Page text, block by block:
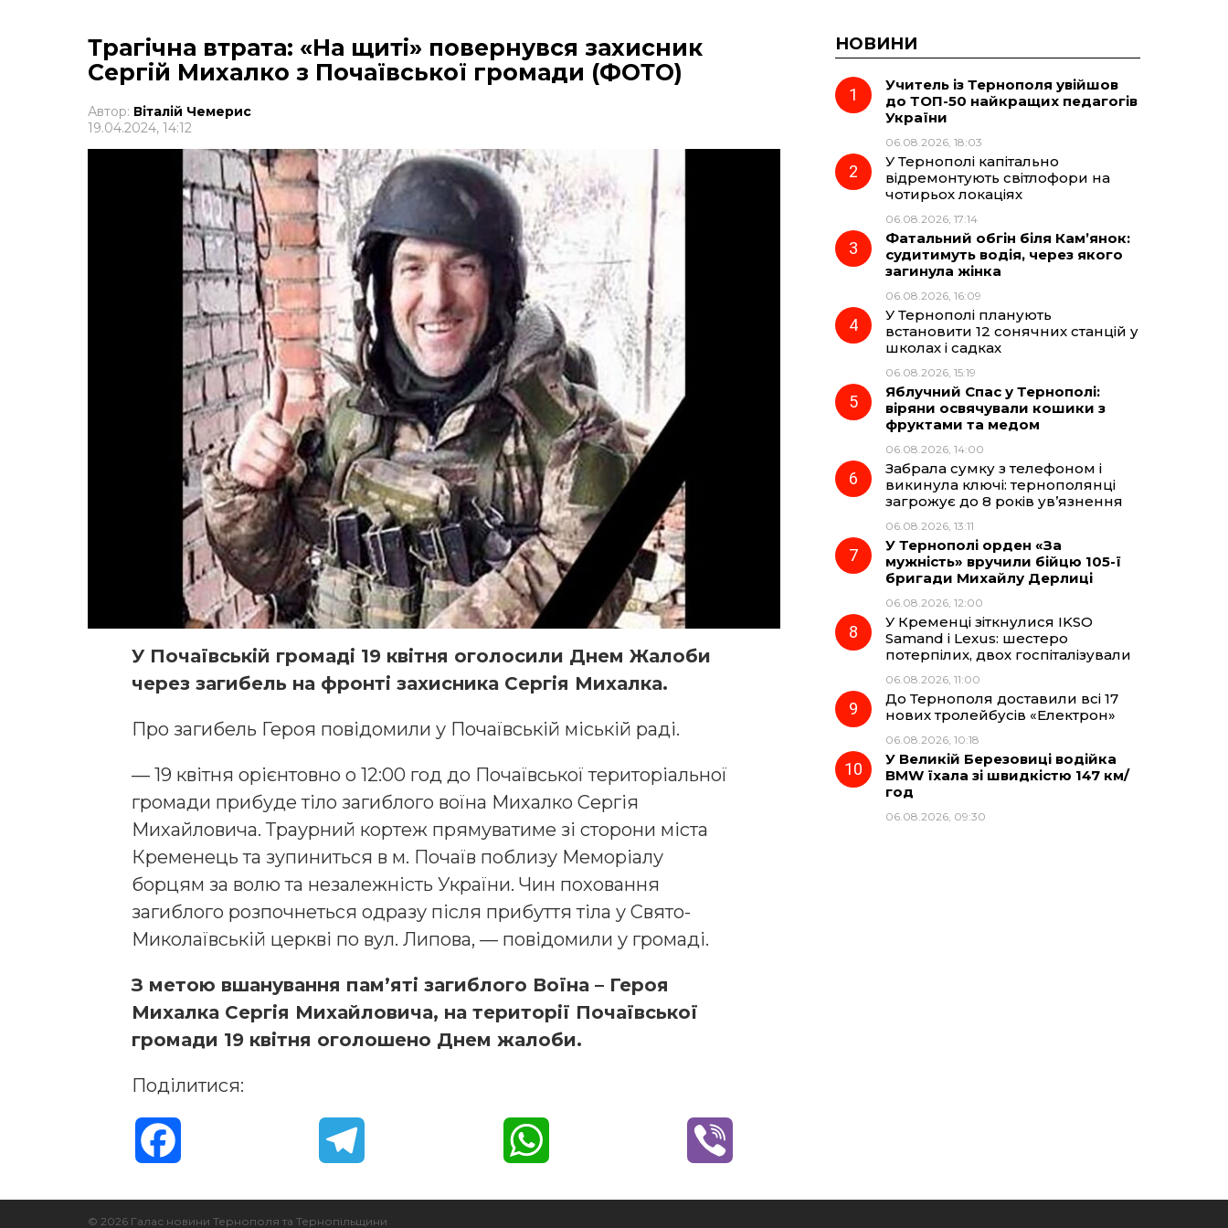
Трагічна втрата: «На щиті» повернувся захисник
Сергій Михалко з Почаївської громади (ФОТО)
Автор: Віталій Чемерис
19.04.2024, 14:12
У Почаївській громаді 19 квітня оголосили Днем Жалоби
через загибель на фронті захисника Сергія Михалка.
Про загибель Героя повідомили у Почаївській міській раді.
— 19 квітня орієнтовно о 12:00 год до Почаївської територіальної
громади прибуде тіло загиблого воїна Михалко Сергія
Михайловича. Траурний кортеж прямуватиме зі сторони міста
Кременець та зупиниться в м. Почаїв поблизу Меморіалу
борцям за волю та незалежність України. Чин поховання
загиблого розпочнеться одразу після прибуття тіла у Свято-
Миколаївській церкві по вул. Липова, — повідомили у громаді.
З метою вшанування пам’яті загиблого Воїна – Героя
Михалка Сергія Михайловича, на території Почаївської
громади 19 квітня оголошено Днем жалоби.
Поділитися:
НОВИНИ
Учитель із Тернополя увійшов
до ТОП-50 найкращих педагогів
України
06.08.2026, 18:03
У Тернополі капітально
відремонтують світлофори на
чотирьох локаціях
06.08.2026, 17:14
Фатальний обгін біля Кам’янок:
судитимуть водія, через якого
загинула жінка
06.08.2026, 16:09
У Тернополі планують
встановити 12 сонячних станцій у
школах і садках
06.08.2026, 15:19
Яблучний Спас у Тернополі:
віряни освячували кошики з
фруктами та медом
06.08.2026, 14:00
Забрала сумку з телефоном і
викинула ключі: тернополянці
загрожує до 8 років ув’язнення
06.08.2026, 13:11
У Тернополі орден «За
мужність» вручили бійцю 105-ї
бригади Михайлу Дерлиці
06.08.2026, 12:00
У Кременці зіткнулися IKSO
Samand і Lexus: шестеро
потерпілих, двох госпіталізували
06.08.2026, 11:00
До Тернополя доставили всі 17
нових тролейбусів «Електрон»
06.08.2026, 10:18
У Великій Березовиці водійка
BMW їхала зі швидкістю 147 км/
год
06.08.2026, 09:30
© 2026 Галас новини Тернополя та Тернопільщини